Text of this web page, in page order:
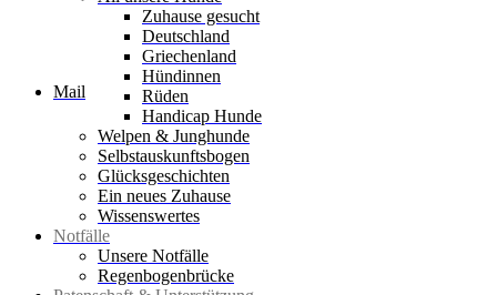
Mail
Zuhause gesucht
Deutschland
Griechenland
Hündinnen
Rüden
Handicap Hunde
Welpen & Junghunde
Selbstauskunftsbogen
Glücksgeschichten
Ein neues Zuhause
Wissenswertes
Notfälle
Unsere Notfälle
Regenbogenbrücke